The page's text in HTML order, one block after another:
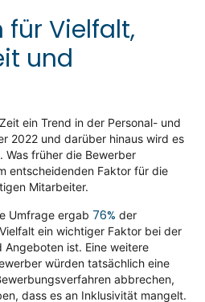
für Vielfalt,
und
ein Trend in der Personal- und
2022 und darüber hinaus wird es
Was früher die Bewerber
entscheidenden Faktor für die
Mitarbeiter.
Umfrage ergab 76% der
ein wichtiger Faktor bei der
Angeboten ist. Eine weitere
würden tatsächlich eine
abbrechen,
dass es an Inklusivität mangelt.